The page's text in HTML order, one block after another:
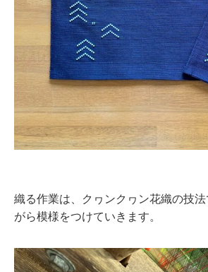
織る作業は、クヮンクヮン花織の技
がら模様をつけていきます。